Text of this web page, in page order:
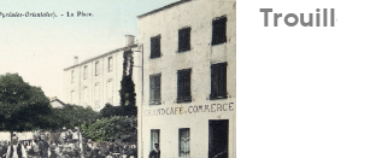
Trouillas